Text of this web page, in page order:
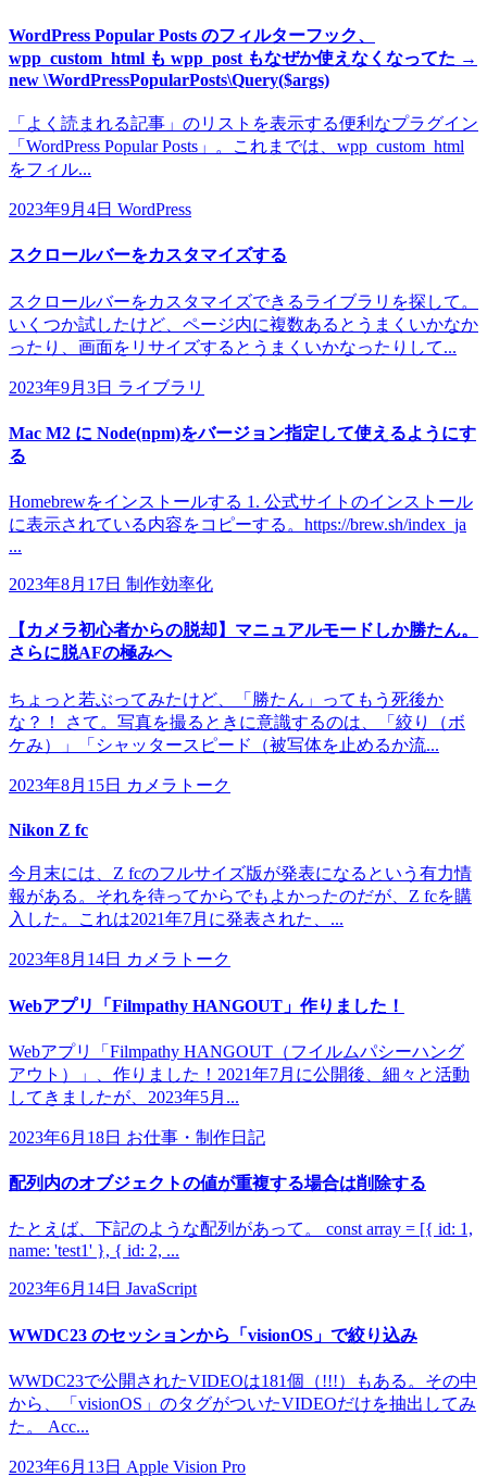
WordPress Popular Posts のフィルターフック、
wpp_custom_html も wpp_post もなぜか使えなくなってた →
new \WordPressPopularPosts\Query($args)
「よく読まれる記事」のリストを表示する便利なプラグイン
「WordPress Popular Posts」。これまでは、wpp_custom_html
をフィル...
2023年9月4日 WordPress
スクロールバーをカスタマイズする
スクロールバーをカスタマイズできるライブラリを探して。
いくつか試したけど、ページ内に複数あるとうまくいかなか
ったり、画面をリサイズするとうまくいかなったりして...
2023年9月3日 ライブラリ
Mac M2 に Node(npm)をバージョン指定して使えるようにす
る
Homebrewをインストールする 1. 公式サイトのインストール
に表示されている内容をコピーする。https://brew.sh/index_ja
...
2023年8月17日 制作効率化
【カメラ初心者からの脱却】マニュアルモードしか勝たん。
さらに脱AFの極みへ
ちょっと若ぶってみたけど、「勝たん」ってもう死後か
な？！ さて。写真を撮るときに意識するのは、「絞り（ボ
ケみ）」「シャッタースピード（被写体を止めるか流...
2023年8月15日 カメラトーク
Nikon Z fc
今月末には、Z fcのフルサイズ版が発表になるという有力情
報がある。それを待ってからでもよかったのだが、Z fcを購
入した。これは2021年7月に発表された、...
2023年8月14日 カメラトーク
Webアプリ「Filmpathy HANGOUT」作りました！
Webアプリ「Filmpathy HANGOUT（フイルムパシーハング
アウト）」、作りました！2021年7月に公開後、細々と活動
してきましたが、2023年5月...
2023年6月18日 お仕事・制作日記
配列内のオブジェクトの値が重複する場合は削除する
たとえば、下記のような配列があって。 const array = [{ id: 1,
name: 'test1' }, { id: 2, ...
2023年6月14日 JavaScript
WWDC23 のセッションから「visionOS」で絞り込み
WWDC23で公開されたVIDEOは181個（!!!）もある。その中
から、「visionOS」のタグがついたVIDEOだけを抽出してみ
た。 Acc...
2023年6月13日 Apple Vision Pro